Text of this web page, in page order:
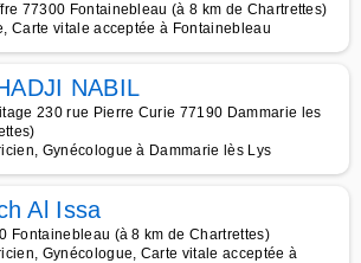
77300 Fontainebleau (à 8 km de Chartrettes)
Carte vitale acceptée à Fontainebleau
NABIL
230 rue Pierre Curie 77190 Dammarie les
Gynécologue à Dammarie lès Lys
Al Issa
Fontainebleau (à 8 km de Chartrettes)
Gynécologue, Carte vitale acceptée à